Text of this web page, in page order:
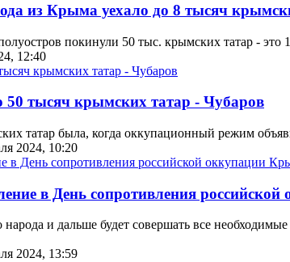
из Крыма уехало до 8 тысяч
покинули 50 тыс. крымских татар - это
12:40
тысяч крымских татар - Чубаров
татар была, когда оккупационный режим
2024, 10:20
в День сопротивления
и дальше будет совершать все
2024, 13:59